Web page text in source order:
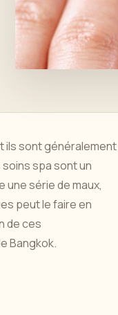
ils sont généralement
soins spa sont un
série de maux,
peut le faire en
de ces
Bangkok.